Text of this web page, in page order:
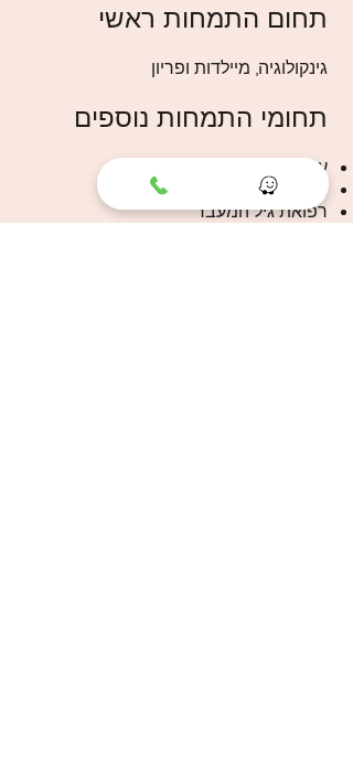
תחום התמחות ראשי
גינקולוגיה, מיילדות ופריון
תחומי התמחות נוספים
עריה ולדן
הפרעות כאב בתפקוד המיני
רפואת גיל המעבר